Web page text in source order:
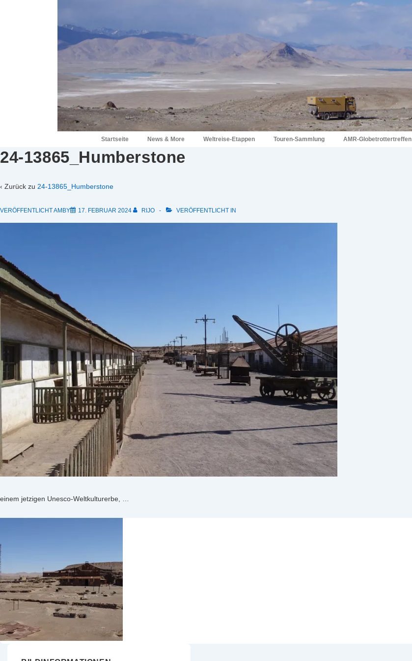
Hauptnavigation
Startseite News & More Weltreise-Etappen Touren-Sammlung AMR-Globetrottertreffen
24-13865_Humberstone
‹ Zurück zu 24-13865_Humberstone
VERÖFFENTLICHT AMBY 17. FEBRUAR 2024 RIJO VERÖFFENTLICHT IN
einem jetzigen Unesco-Weltkulturerbe, …